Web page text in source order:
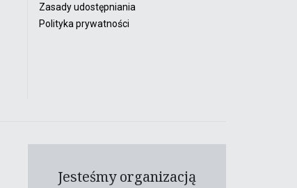
Zasady udostępniania
Polityka prywatności
Jesteśmy organizacją